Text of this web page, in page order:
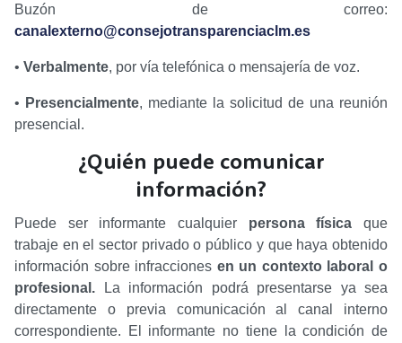
Buzón de correo:
canalexterno@consejotransparenciaclm.es
• Verbalmente, por vía telefónica o mensajería de voz.
• Presencialmente, mediante la solicitud de una reunión
presencial.
¿Quién puede comunicar
información?
Puede ser informante cualquier persona física que
trabaje en el sector privado o público y que haya obtenido
información sobre infracciones en un contexto laboral o
profesional.
La información podrá presentarse ya sea
directamente o previa comunicación al canal interno
correspondiente. El informante no tiene la condición de